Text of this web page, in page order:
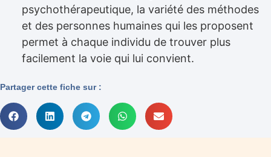
psychothérapeutique, la variété des méthodes
et des personnes humaines qui les proposent
permet à chaque individu de trouver plus
facilement la voie qui lui convient.
Partager cette fiche sur :